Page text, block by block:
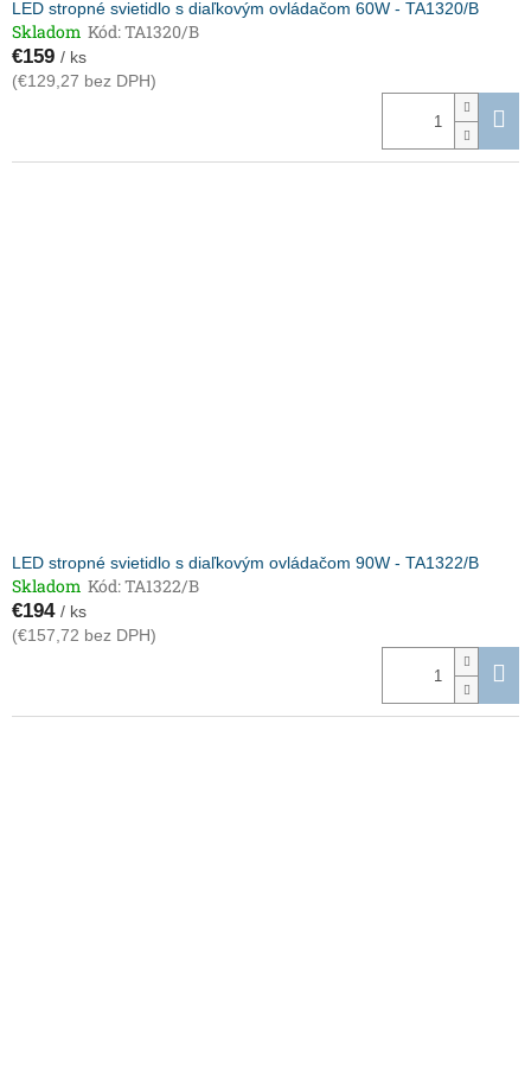
LED stropné svietidlo s diaľkovým ovládačom 60W - TA1320/B
Skladom Kód:TA1320/B
€159 / ks
(€129,27 bez DPH)
LED stropné svietidlo s diaľkovým ovládačom 90W - TA1322/B
Skladom Kód:TA1322/B
€194 / ks
(€157,72 bez DPH)